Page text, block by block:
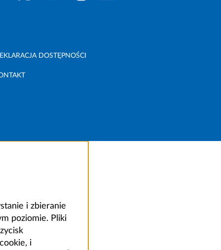
DOSTĘPNOŚCI
i zbieranie
poziomie. Pliki
i